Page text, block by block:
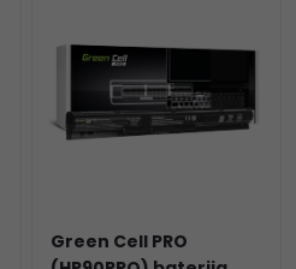
Green Cell PRO